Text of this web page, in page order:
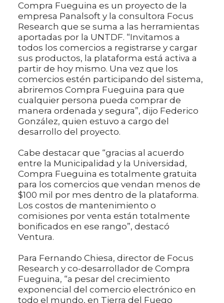
Compra Fueguina es un proyecto de la
empresa Panalsoft y la consultora Focus
Research que se suma a las herramientas
aportadas por la UNTDF. “Invitamos a
todos los comercios a registrarse y cargar
sus productos, la plataforma está activa a
partir de hoy mismo. Una vez que los
comercios estén participando del sistema,
abriremos Compra Fueguina para que
cualquier persona pueda comprar de
manera ordenada y segura”, dijo Federico
González, quien estuvo a cargo del
desarrollo del proyecto.
Cabe destacar que “gracias al acuerdo
entre la Municipalidad y la Universidad,
Compra Fueguina es totalmente gratuita
para los comercios que vendan menos de
$100 mil por mes dentro de la plataforma.
Los costos de mantenimiento o
comisiones por venta están totalmente
bonificados en ese rango”, destacó
Ventura.
Para Fernando Chiesa, director de Focus
Research y co-desarrollador de Compra
Fueguina, “a pesar del crecimiento
exponencial del comercio electrónico en
todo el mundo, en Tierra del Fuego